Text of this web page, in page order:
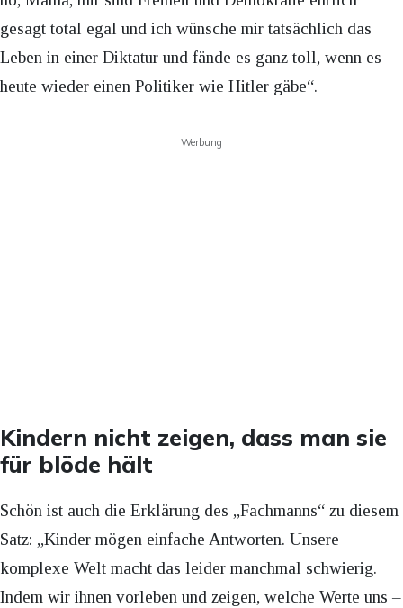
gesagt total egal und ich wünsche mir tatsächlich das
Leben in einer Diktatur und fände es ganz toll, wenn es
heute wieder einen Politiker wie Hitler gäbe“.
Werbung
Kindern nicht zeigen, dass man sie
für blöde hält
Schön ist auch die Erklärung des „Fachmanns“ zu diesem
Satz: „Kinder mögen einfache Antworten. Unsere
komplexe Welt macht das leider manchmal schwierig.
Indem wir ihnen vorleben und zeigen, welche Werte uns –